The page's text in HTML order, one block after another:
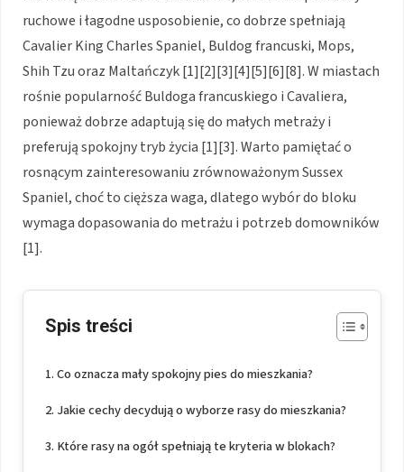
ruchowe i łagodne usposobienie, co dobrze spełniają
Cavalier King Charles Spaniel, Buldog francuski, Mops,
Shih Tzu oraz Maltańczyk [1][2][3][4][5][6][8]. W miastach
rośnie popularność Buldoga francuskiego i Cavaliera,
ponieważ dobrze adaptują się do małych metraży i
preferują spokojny tryb życia [1][3]. Warto pamiętać o
rosnącym zainteresowaniu zrównoważonym Sussex
Spaniel, choć to cięższa waga, dlatego wybór do bloku
wymaga dopasowania do metrażu i potrzeb domowników
[1].
Spis treści
Co oznacza mały spokojny pies do mieszkania?
Jakie cechy decydują o wyborze rasy do mieszkania?
Które rasy na ogół spełniają te kryteria w blokach?